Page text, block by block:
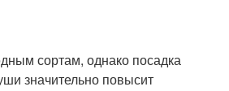
сортам, однако посадка
значительно повысит